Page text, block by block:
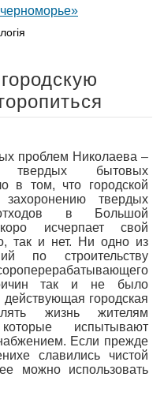
проблем Николаева –
твердых бытовых
в том, что городской
твердых
в Большой
исчерпает свой
так и нет. Ни одно из
по строительству
так и не было
городская
жизнь жителям
испытывают
Если прежде
славились чистой
можно использовать